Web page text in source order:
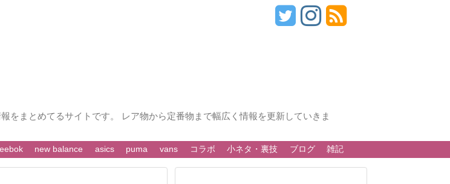
まとめてるサイトです。 レア物から定番物まで幅広く情報を更新していきま
new balance asics puma vans コラボ 小ネタ・裏技 ブログ 雑記